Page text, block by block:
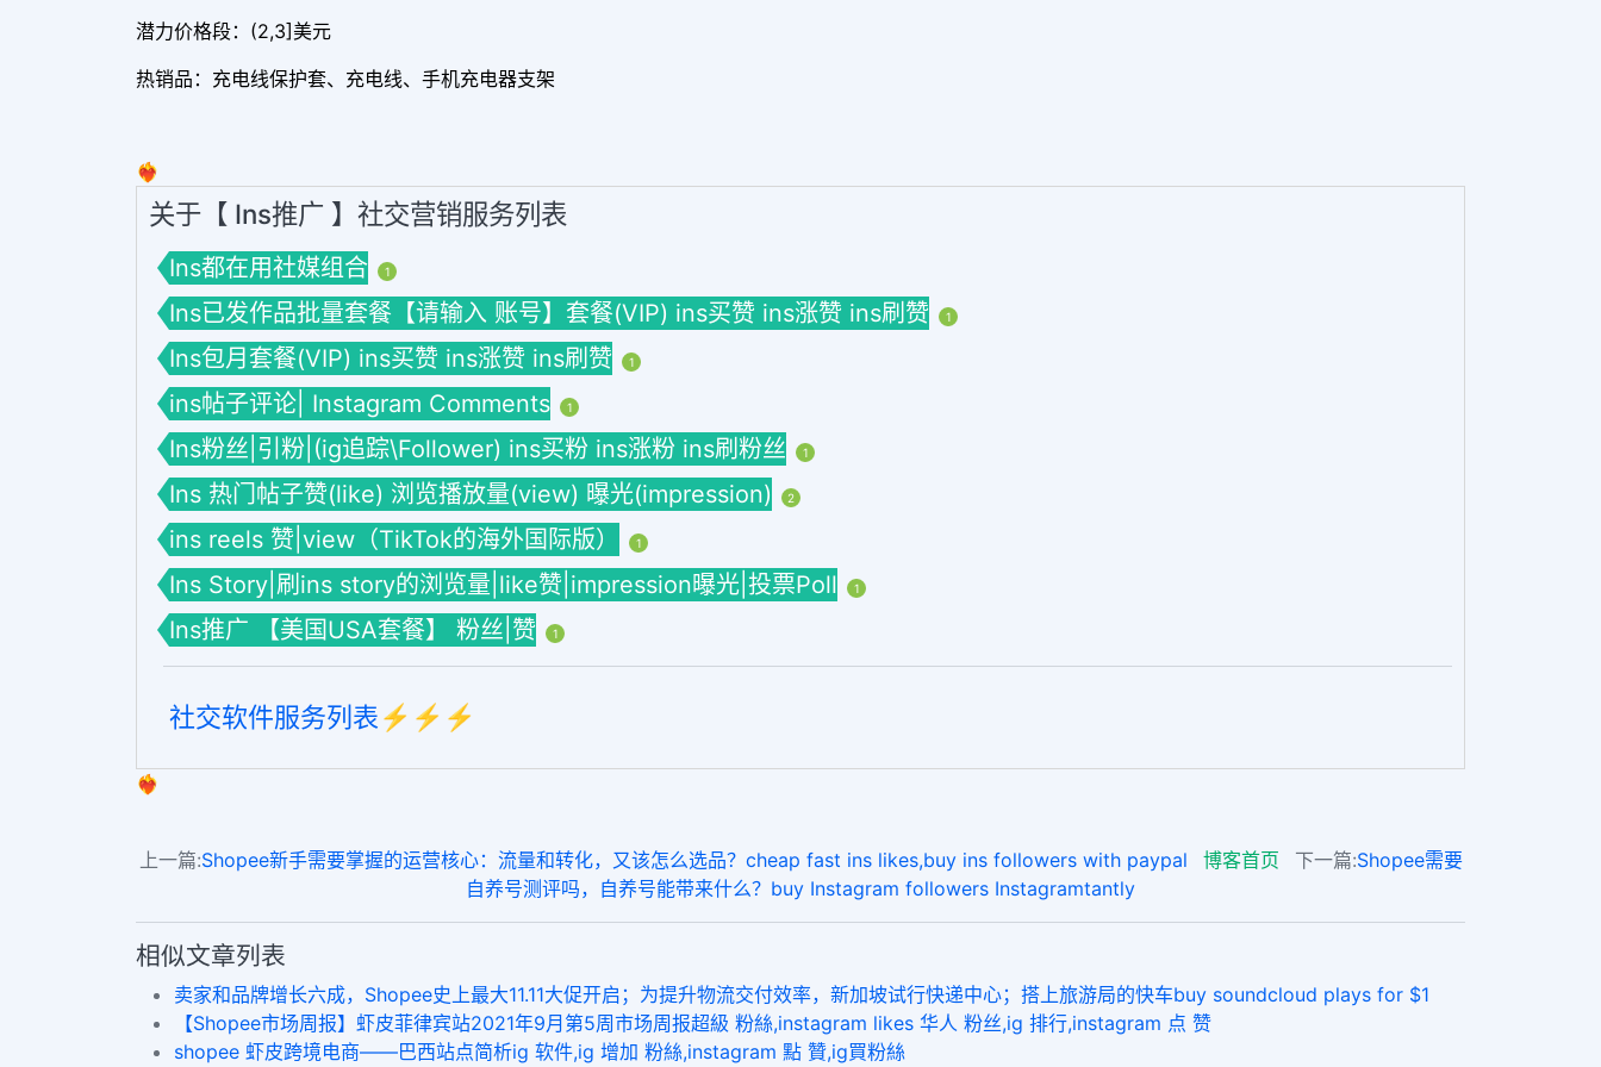
潜力价格段：(2,3]美元
热销品：充电线保护套、充电线、手机充电器支架
❤️‍🔥
关于【 Ins推广 】社交营销服务列表
Ins都在用社媒组合 1
Ins已发作品批量套餐【请输入 账号】套餐(VIP) ins买赞 ins涨赞 ins刷赞 1
Ins包月套餐(VIP) ins买赞 ins涨赞 ins刷赞 1
ins帖子评论| Instagram Comments 1
Ins粉丝|引粉|(ig追踪\Follower) ins买粉 ins涨粉 ins刷粉丝 1
Ins 热门帖子赞(like) 浏览播放量(view) 曝光(impression) 2
ins reels 赞|view（TikTok的海外国际版） 1
Ins Story|刷ins story的浏览量|like赞|impression曝光|投票Poll 1
Ins推广 【美国USA套餐】 粉丝|赞 1
社交软件服务列表⚡️⚡️⚡️
❤️‍🔥
上一篇:Shopee新手需要掌握的运营核心：流量和转化，又该怎么选品？cheap fast ins likes,buy ins followers with paypal 博客首页 下一篇:Shopee需要
自养号测评吗，自养号能带来什么？buy Instagram followers Instagramtantly
相似文章列表
卖家和品牌增长六成，Shopee史上最大11.11大促开启；为提升物流交付效率，新加坡试行快递中心；搭上旅游局的快车buy soundcloud plays for $1
【Shopee市场周报】虾皮菲律宾站2021年9月第5周市场周报超級 粉絲,instagram likes 华人 粉丝,ig 排行,instagram 点 赞
shopee 虾皮跨境电商——巴西站点简析ig 软件,ig 增加 粉絲,instagram 點 贊,ig買粉絲